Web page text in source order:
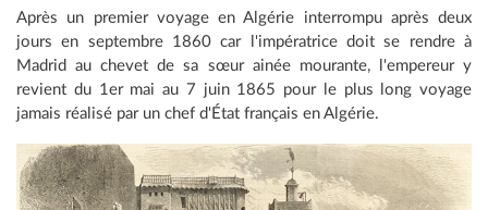
Après un premier voyage en Algérie interrompu après deux
jours en septembre 1860 car l'impératrice doit se rendre à
Madrid au chevet de sa sœur ainée mourante, l'empereur y
revient du 1er mai au 7 juin 1865 pour le plus long voyage
jamais réalisé par un chef d'État français en Algérie.